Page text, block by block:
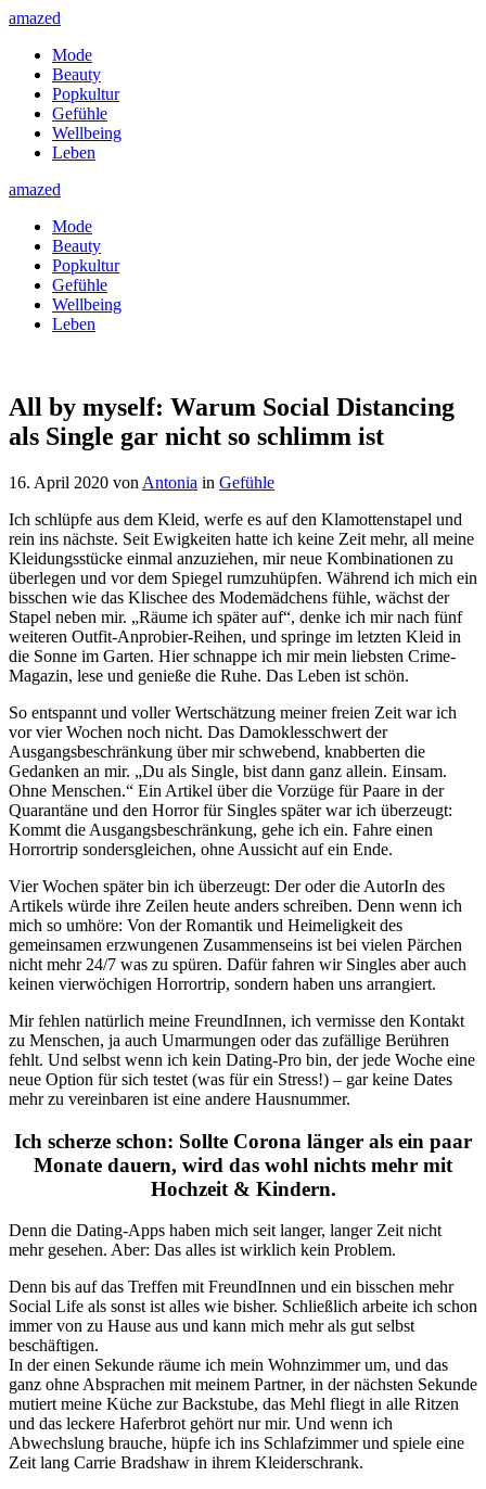
amazed
Mode
Beauty
Popkultur
Gefühle
Wellbeing
Leben
amazed
Mode
Beauty
Popkultur
Gefühle
Wellbeing
Leben
All by myself: Warum Social Distancing
als Single gar nicht so schlimm ist
16. April 2020 von Antonia in Gefühle
Ich schlüpfe aus dem Kleid, werfe es auf den Klamottenstapel und
rein ins nächste. Seit Ewigkeiten hatte ich keine Zeit mehr, all meine
Kleidungsstücke einmal anzuziehen, mir neue Kombinationen zu
überlegen und vor dem Spiegel rumzuhüpfen. Während ich mich ein
bisschen wie das Klischee des Modemädchens fühle, wächst der
Stapel neben mir. „Räume ich später auf“, denke ich mir nach fünf
weiteren Outfit-Anprobier-Reihen, und springe im letzten Kleid in
die Sonne im Garten. Hier schnappe ich mir mein liebsten Crime-
Magazin, lese und genieße die Ruhe. Das Leben ist schön.
So entspannt und voller Wertschätzung meiner freien Zeit war ich
vor vier Wochen noch nicht. Das Damoklesschwert der
Ausgangsbeschränkung über mir schwebend, knabberten die
Gedanken an mir. „Du als Single, bist dann ganz allein. Einsam.
Ohne Menschen.“ Ein Artikel über die Vorzüge für Paare in der
Quarantäne und den Horror für Singles später war ich überzeugt:
Kommt die Ausgangsbeschränkung, gehe ich ein. Fahre einen
Horrortrip sondersgleichen, ohne Aussicht auf ein Ende.
Vier Wochen später bin ich überzeugt: Der oder die AutorIn des
Artikels würde ihre Zeilen heute anders schreiben. Denn wenn ich
mich so umhöre: Von der Romantik und Heimeligkeit des
gemeinsamen erzwungenen Zusammenseins ist bei vielen Pärchen
nicht mehr 24/7 was zu spüren. Dafür fahren wir Singles aber auch
keinen vierwöchigen Horrortrip, sondern haben uns arrangiert.
Mir fehlen natürlich meine FreundInnen, ich vermisse den Kontakt
zu Menschen, ja auch Umarmungen oder das zufällige Berühren
fehlt. Und selbst wenn ich kein Dating-Pro bin, der jede Woche eine
neue Option für sich testet (was für ein Stress!) – gar keine Dates
mehr zu vereinbaren ist eine andere Hausnummer.
Ich scherze schon: Sollte Corona länger als ein paar
Monate dauern, wird das wohl nichts mehr mit
Hochzeit & Kindern.
Denn die Dating-Apps haben mich seit langer, langer Zeit nicht
mehr gesehen. Aber: Das alles ist wirklich kein Problem.
Denn bis auf das Treffen mit FreundInnen und ein bisschen mehr
Social Life als sonst ist alles wie bisher. Schließlich arbeite ich schon
immer von zu Hause aus und kann mich mehr als gut selbst
beschäftigen.
In der einen Sekunde räume ich mein Wohnzimmer um, und das
ganz ohne Absprachen mit meinem Partner, in der nächsten Sekunde
mutiert meine Küche zur Backstube, das Mehl fliegt in alle Ritzen
und das leckere Haferbrot gehört nur mir. Und wenn ich
Abwechslung brauche, hüpfe ich ins Schlafzimmer und spiele eine
Zeit lang Carrie Bradshaw in ihrem Kleiderschrank.